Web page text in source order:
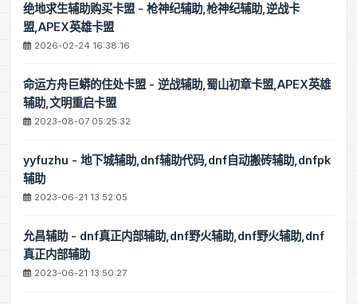
绝地求生辅助购买卡盟 - 枪神纪辅助,枪神纪辅助,逆战卡
盟,APEX英雄卡盟
2026-02-24 16:38:16
命运方舟巨蟒的住处卡盟 - 逆战辅助,蜀山初章卡盟,APEX英雄
辅助,文明重启卡盟
2023-08-07 05:25:32
yyfuzhu - 地下城辅助,dnf辅助代码,dnf自动搬砖辅助,dnfpk
辅助
2023-06-21 13:52:05
允昌辅助 - dnf真正内部辅助,dnf野火辅助,dnf野火辅助,dnf
真正内部辅助
2023-06-21 13:50:27